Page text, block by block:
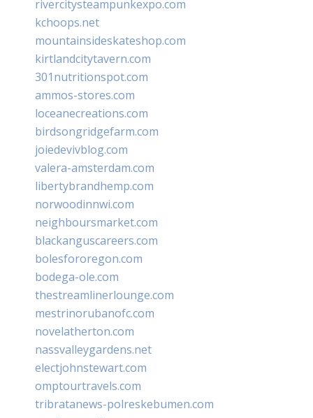
rivercitysteampunkexpo.com
kchoops.net
mountainsideskateshop.com
kirtlandcitytavern.com
301nutritionspot.com
ammos-stores.com
loceanecreations.com
birdsongridgefarm.com
joiedevivblog.com
valera-amsterdam.com
libertybrandhemp.com
norwoodinnwi.com
neighboursmarket.com
blackanguscareers.com
bolesfororegon.com
bodega-ole.com
thestreamlinerlounge.com
mestrinorubanofc.com
novelatherton.com
nassvalleygardens.net
electjohnstewart.com
omptourtravels.com
tribratanews-polreskebumen.com